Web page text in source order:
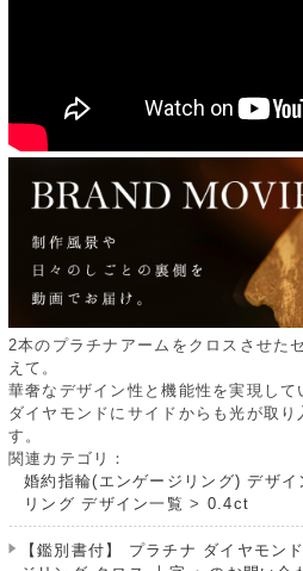
2本のプラチナアームをクロスさせた
えて。
華奢なデザイン性と機能性を実現して
ダイヤモンドにサイドからも光が取
す。
関連カテゴリ：
婚約指輪(エンゲージリング) デザイ
リング デザイン一覧 > 0.4ct
【鑑別書付】 プラチナ ダイヤモン